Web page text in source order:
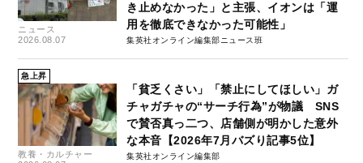
ニュース
2026.08.07
き止めなかった」と主張、イオンは「運
用を徹底できなかった可能性」
集英社オンライン編集部ニュース班
急上昇
教養・カルチャー
「貧乏くさい」「禁止にしてほしい」ガ
チャガチャの“サーチ行為”が物議 SNS
で賛否真っ二つ、店舗側が明かした意外
な本音【2026年7月バズり記事5位】
集英社オンライン編集部